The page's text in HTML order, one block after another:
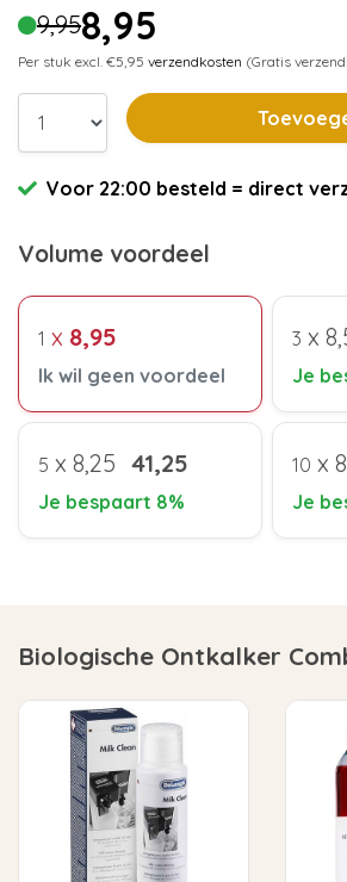
9,958,95
Per stuk excl. €5,95 verzendkosten (Gratis
Voor 22:00 besteld = direct
Volume voordeel
1 x 8,95
Ik wil geen voordeel
3 x
Je
5 x 8,25 41,25
Je bespaart 8%
10 x
Je
Biologische Ontkalker